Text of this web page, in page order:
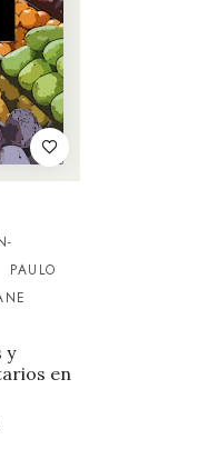
PAULO
y
en